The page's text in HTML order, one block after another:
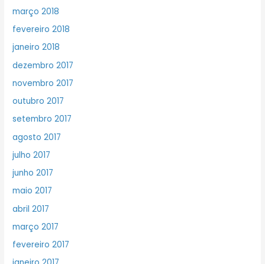
março 2018
fevereiro 2018
janeiro 2018
dezembro 2017
novembro 2017
outubro 2017
setembro 2017
agosto 2017
julho 2017
junho 2017
maio 2017
abril 2017
março 2017
fevereiro 2017